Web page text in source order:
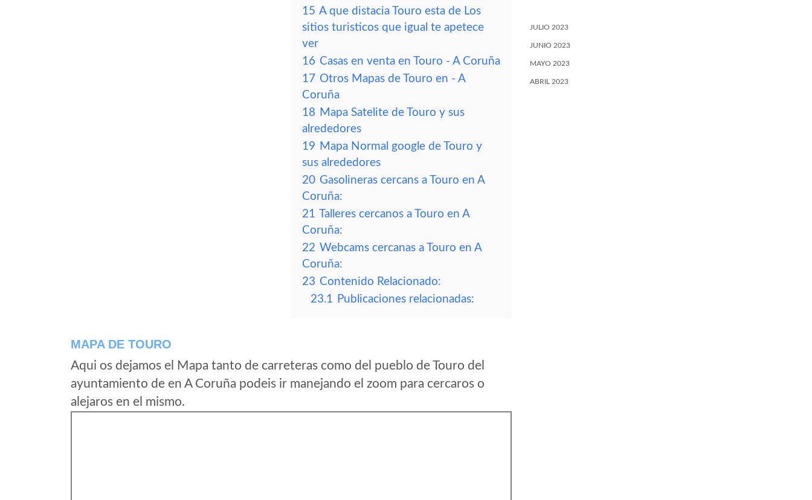
15 A que distacia Touro esta de Los
sitios turisticos que igual te apetece
ver
16 Casas en venta en Touro - A Coruña
17 Otros Mapas de Touro en - A
Coruña
18 Mapa Satelite de Touro y sus
alrededores
19 Mapa Normal google de Touro y
sus alrededores
20 Gasolineras cercans a Touro en A
Coruña:
21 Talleres cercanos a Touro en A
Coruña:
22 Webcams cercanas a Touro en A
Coruña:
23 Contenido Relacionado:
23.1 Publicaciones relacionadas:
MAPA DE TOURO
Aqui os dejamos el Mapa tanto de carreteras como del pueblo de Touro del
ayuntamiento de en A Coruña podeis ir manejando el zoom para cercaros o
alejaros en el mismo.
JULIO 2023
JUNIO 2023
MAYO 2023
ABRIL 2023